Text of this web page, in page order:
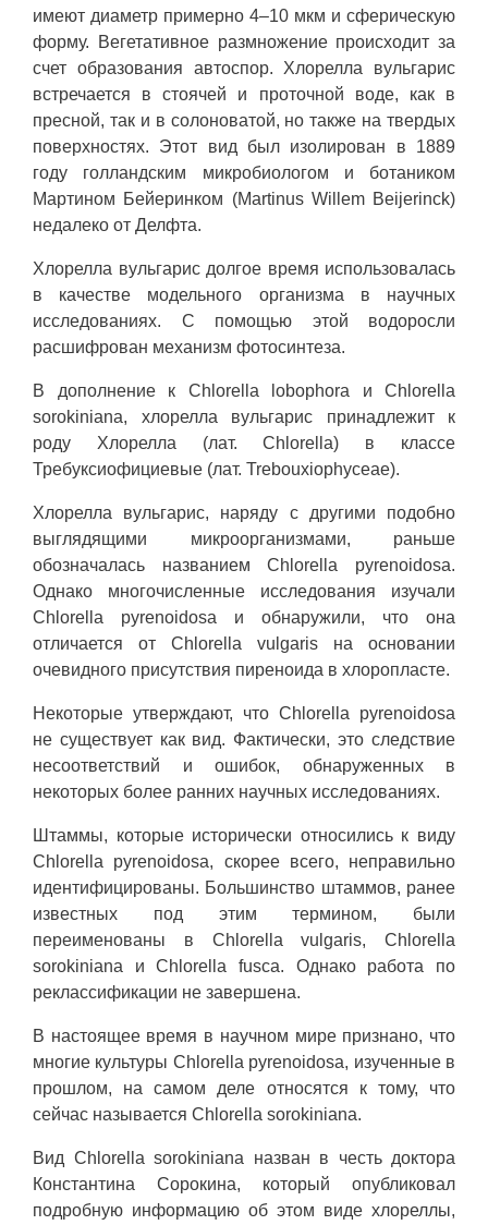
имеют диаметр примерно 4–10 мкм и сферическую
форму. Вегетативное размножение происходит за
счет образования автоспор. Хлорелла вульгарис
встречается в стоячей и проточной воде, как в
пресной, так и в солоноватой, но также на твердых
поверхностях. Этот вид был изолирован в 1889
году голландским микробиологом и ботаником
Мартином Бейеринком (Martinus Willem Beijerinck)
недалеко от Делфта.
Хлорелла вульгарис долгое время использовалась
в качестве модельного организма в научных
исследованиях. С помощью этой водоросли
расшифрован механизм фотосинтеза.
В дополнение к Chlorella lobophora и Chlorella
sorokiniana, хлорелла вульгарис принадлежит к
роду Хлорелла (лат. Chlorella) в классе
Требуксиофициевые (лат. Trebouxiophyceae).
Хлорелла вульгарис, наряду с другими подобно
выглядящими микроорганизмами, раньше
обозначалась названием Chlorella pyrenoidosa.
Однако многочисленные исследования изучали
Chlorella pyrenoidosa и обнаружили, что она
отличается от Chlorella vulgaris на основании
очевидного присутствия пиреноида в хлоропласте.
Некоторые утверждают, что Chlorella pyrenoidosa
не существует как вид. Фактически, это следствие
несоответствий и ошибок, обнаруженных в
некоторых более ранних научных исследованиях.
Штаммы, которые исторически относились к виду
Chlorella pyrenoidosa, скорее всего, неправильно
идентифицированы. Большинство штаммов, ранее
известных под этим термином, были
переименованы в Chlorella vulgaris, Chlorella
sorokiniana и Chlorella fusca. Однако работа по
реклассификации не завершена.
В настоящее время в научном мире признано, что
многие культуры Chlorella pyrenoidosa, изученные в
прошлом, на самом деле относятся к тому, что
сейчас называется Chlorella sorokiniana.
Вид Chlorella sorokiniana назван в честь доктора
Константина Сорокина, который опубликовал
подробную информацию об этом виде хлореллы,